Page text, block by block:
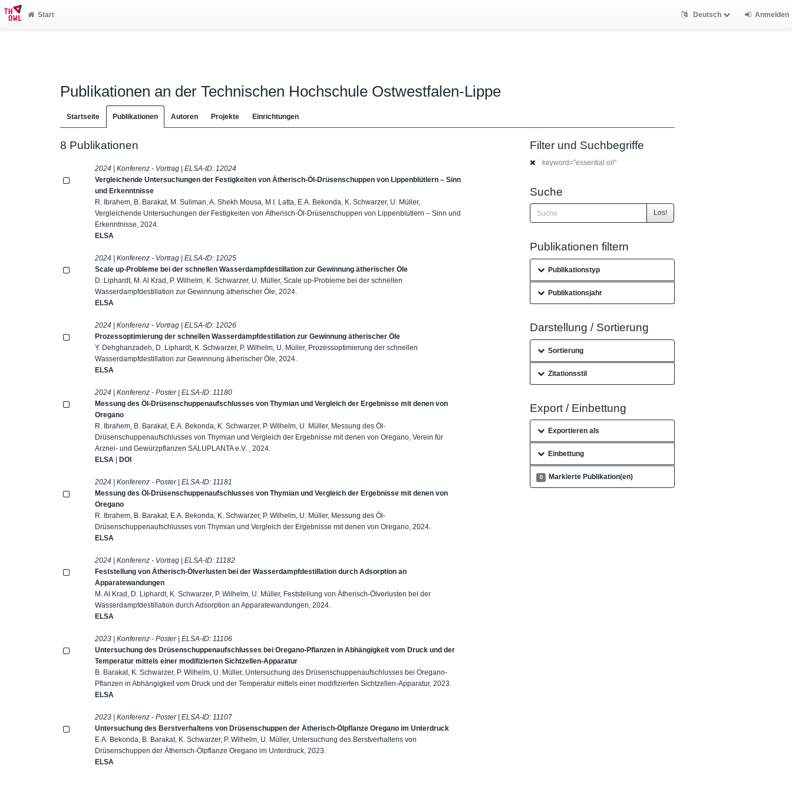
Start Deutsch Anmelden
Publikationen an der Technischen Hochschule Ostwestfalen-Lippe
Startseite Publikationen Autoren Projekte Einrichtungen
8 Publikationen
2024 | Konferenz - Vortrag | ELSA-ID: 12024
Vergleichende Untersuchungen der Festigkeiten von Ätherisch-Öl-Drüsenschuppen von Lippenblütlern – Sinn
und Erkenntnisse
R. Ibrahem, B. Barakat, M. Suliman, A. Shekh Mousa, M.I. Latta, E.A. Bekonda, K. Schwarzer, U. Müller,
Vergleichende Untersuchungen der Festigkeiten von Ätherisch-Öl-Drüsenschuppen von Lippenblütlern – Sinn und
Erkenntnisse, 2024.
ELSA
2024 | Konferenz - Vortrag | ELSA-ID: 12025
Scale up-Probleme bei der schnellen Wasserdampfdestillation zur Gewinnung ätherischer Öle
D. Liphardt, M. Al Krad, P. Wilhelm, K. Schwarzer, U. Müller, Scale up-Probleme bei der schnellen
Wasserdampfdestillation zur Gewinnung ätherischer Öle, 2024.
ELSA
2024 | Konferenz - Vortrag | ELSA-ID: 12026
Prozessoptimierung der schnellen Wasserdampfdestillation zur Gewinnung ätherischer Öle
Y. Dehghanzadeh, D. Liphardt, K. Schwarzer, P. Wilhelm, U. Müller, Prozessoptimierung der schnellen
Wasserdampfdestillation zur Gewinnung ätherischer Öle, 2024.
ELSA
2024 | Konferenz - Poster | ELSA-ID: 11180
Messung des Öl-Drüsenschuppenaufschlusses von Thymian und Vergleich der Ergebnisse mit denen von
Oregano
R. Ibrahem, B. Barakat, E.A. Bekonda, K. Schwarzer, P. Wilhelm, U. Müller, Messung des Öl-
Drüsenschuppenaufschlusses von Thymian und Vergleich der Ergebnisse mit denen von Oregano, Verein für
Arznei- und Gewürzpflanzen SALUPLANTA e.V. , 2024.
ELSA |DOI
2024 | Konferenz - Poster | ELSA-ID: 11181
Messung des Öl-Drüsenschuppenaufschlusses von Thymian und Vergleich der Ergebnisse mit denen von
Oregano
R. Ibrahem, B. Barakat, E.A. Bekonda, K. Schwarzer, P. Wilhelm, U. Müller, Messung des Öl-
Drüsenschuppenaufschlusses von Thymian und Vergleich der Ergebnisse mit denen von Oregano, 2024.
ELSA
2024 | Konferenz - Vortrag | ELSA-ID: 11182
Feststellung von Ätherisch-Ölverlusten bei der Wasserdampfdestillation durch Adsorption an
Apparatewandungen
M. Al Krad, D. Liphardt, K. Schwarzer, P. Wilhelm, U. Müller, Feststellung von Ätherisch-Ölverlusten bei der
Wasserdampfdestillation durch Adsorption an Apparatewandungen, 2024.
ELSA
2023 | Konferenz - Poster | ELSA-ID: 11106
Untersuchung des Drüsenschuppenaufschlusses bei Oregano-Pflanzen in Abhängigkeit vom Druck und der
Temperatur mittels einer modifizierten Sichtzellen-Apparatur
B. Barakat, K. Schwarzer, P. Wilhelm, U. Müller, Untersuchung des Drüsenschuppenaufschlusses bei Oregano-
Pflanzen in Abhängigkeit vom Druck und der Temperatur mittels einer modifizierten Sichtzellen-Apparatur, 2023.
ELSA
2023 | Konferenz - Poster | ELSA-ID: 11107
Untersuchung des Berstverhaltens von Drüsenschuppen der Ätherisch-Ölpflanze Oregano im Unterdruck
E.A. Bekonda, B. Barakat, K. Schwarzer, P. Wilhelm, U. Müller, Untersuchung des Berstverhaltens von
Drüsenschuppen der Ätherisch-Ölpflanze Oregano im Unterdruck, 2023.
ELSA
Filter und Suchbegriffe
keyword="essential oil"
Suche
Los!
Publikationen filtern
Publikationstyp
Publikationsjahr
Darstellung / Sortierung
Sortierung
Zitationsstil
Export / Einbettung
Exportieren als
Einbettung
0 Markierte Publikation(en)